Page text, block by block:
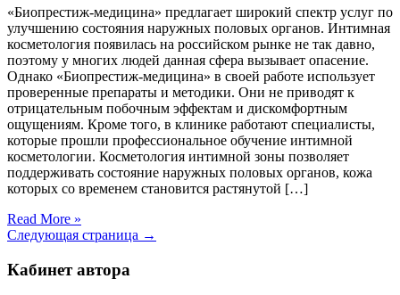
«Биопрестиж-медицина» предлагает широкий спектр услуг по
улучшению состояния наружных половых органов. Интимная
косметология появилась на российском рынке не так давно,
поэтому у многих людей данная сфера вызывает опасение.
Однако «Биопрестиж-медицина» в своей работе использует
проверенные препараты и методики. Они не приводят к
отрицательным побочным эффектам и дискомфортным
ощущениям. Кроме того, в клинике работают специалисты,
которые прошли профессиональное обучение интимной
косметологии. Косметология интимной зоны позволяет
поддерживать состояние наружных половых органов, кожа
которых со временем становится растянутой […]
Read More »
Следующая страница →
Кабинет автора